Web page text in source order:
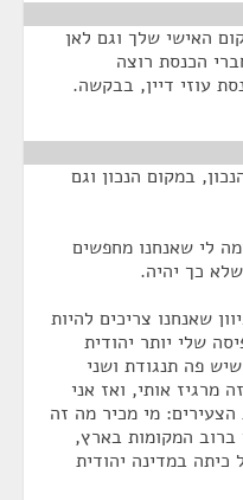
האישי שלך וגם לאן
הכנסת רוצה
עוזי דיין, בבקשה.
במקום הנכון וגם
לי שאנחנו מחפשים
כך יהיה.
שאנחנו צריכים להיות
שלי יותר יהודית
פה תנגודת ושני
מרגיז אותי, ואז אני
מי מכיר מה זה
בערך 3% מכירים ברוב המקומות בארץ,
במדינה יהודית